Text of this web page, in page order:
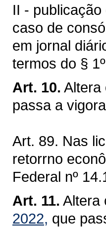
II -
caso de
em jornal
termos do §
Art. 10. Altera
passa a
Art. 89. Nas
retorrno
Federal nº
Art. 11. Altera
2022, que